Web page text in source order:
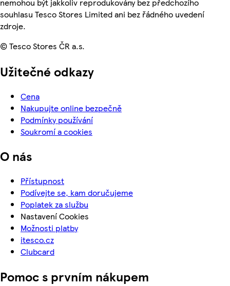
souhlasu Tesco Stores Limited ani bez řádného uvedení
zdroje.
© Tesco Stores ČR a.s.
Užitečné odkazy
Cena
Nakupujte online bezpečně
Podmínky používání
Soukromí a cookies
O nás
Přístupnost
Podívejte se, kam doručujeme
Poplatek za službu
Nastavení Cookies
Možnosti platby
itesco.cz
Clubcard
Pomoc s prvním nákupem